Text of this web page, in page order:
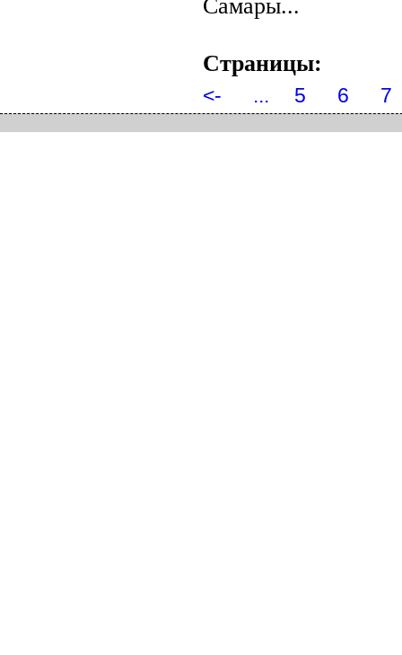
Самары...
Страницы:
<- ... 5 6 7